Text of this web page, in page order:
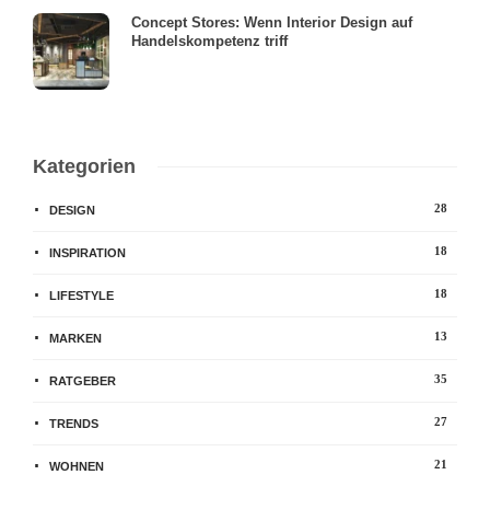
Concept Stores: Wenn Interior Design auf
Handelskompetenz triff
Kategorien
DESIGN 28
INSPIRATION 18
LIFESTYLE 18
MARKEN 13
RATGEBER 35
TRENDS 27
WOHNEN 21